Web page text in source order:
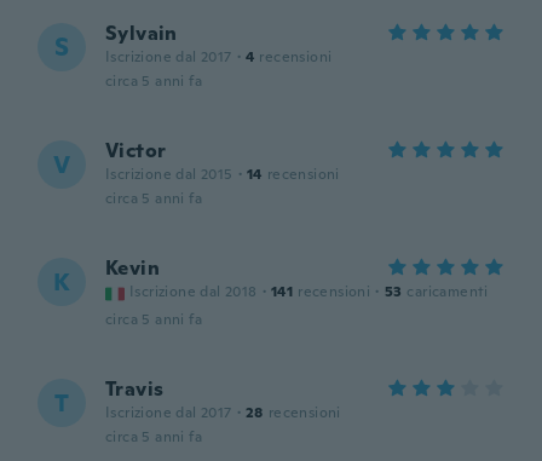
S Sylvain
Iscrizione dal 2017 · 4 recensioni
circa 5 anni fa
V Victor
Iscrizione dal 2015 · 14 recensioni
circa 5 anni fa
K Kevin
Iscrizione dal 2018 · 141 recensioni · 53 caricamenti
circa 5 anni fa
T Travis
Iscrizione dal 2017 · 28 recensioni
circa 5 anni fa